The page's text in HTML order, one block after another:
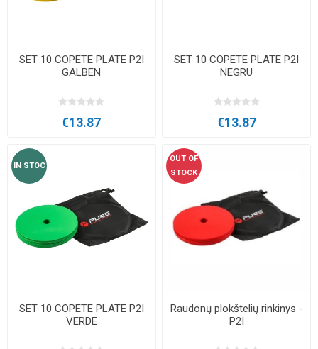
SET 10 COPETE PLATE P2I
GALBEN
€13.87
SET 10 COPETE PLATE P2I
NEGRU
€13.87
IN STOC
SET 10 COPETE PLATE P2I
VERDE
OUT OF
STOCK
Raudonų plokštelių rinkinys -
P2I